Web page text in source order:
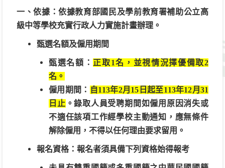
一、依據：依據教育部國民及學前教育署補助公立高
級中等學校充實行政人力實施計畫辦理 。
甄選名額及僱用期間
甄選名額： 正取1名，並視情況擇優備取2
名。
僱用期間： 自113年2月15日起至113年12月31
日止 。錄取人員受聘期間如僱用原因消失或
不適任該項工作經學校主動通知，應無條件
解除僱用，不得以任何理由要求留用。
報名資格：報名者須具備下列資格始得報考